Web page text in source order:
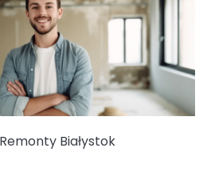
Remonty Białystok